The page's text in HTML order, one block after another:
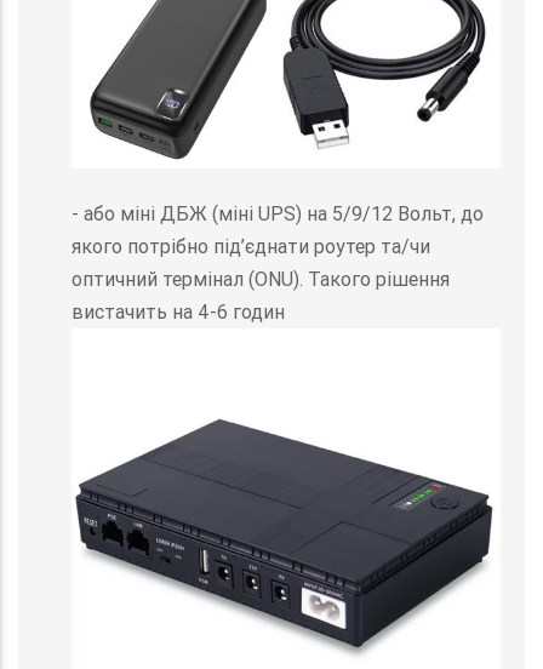
- або міні ДБЖ (міні UPS) на 5/9/12 Вольт, до
якого потрібно під’єднати роутер та/чи
оптичний термінал (ONU). Такого рішення
вистачить на 4-6 годин